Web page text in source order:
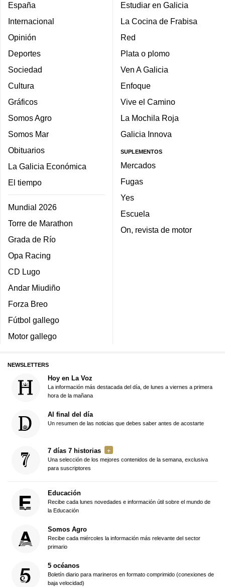
España
Internacional
Opinión
Deportes
Sociedad
Cultura
Gráficos
Somos Agro
Somos Mar
Obituarios
La Galicia Económica
El tiempo
Mundial 2026
Torre de Marathon
Grada de Río
Opa Racing
CD Lugo
Andar Miudiño
Forza Breo
Fútbol gallego
Motor gallego
Estudiar en Galicia
La Cocina de Frabisa
Red
Plata o plomo
Ven A Galicia
Enfoque
Vive el Camino
La Mochila Roja
Galicia Innova
SUPLEMENTOS
Mercados
Fugas
Yes
Escuela
On, revista de motor
NEWSLETTERS
Hoy en La Voz
La información más destacada del día, de lunes a viernes a primera
hora de la mañana
Al final del día
Un resumen de las noticias que debes saber antes de acostarte
7 días 7 historias
Una selección de los mejores contenidos de la semana, exclusiva
para suscriptores
Educación
Recibe cada lunes novedades e información útil sobre el mundo de
la Educación
Somos Agro
Recibe cada miércoles la información más relevante del sector
primario
5 océanos
Boletín diario para marineros en formato comprimido (conexiones de
baja velocidad)